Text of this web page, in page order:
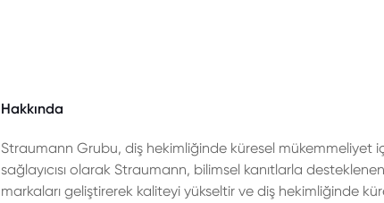
Hakkında
Straumann Grubu, diş hekimliğinde küresel mükemmeliyet
sağlayıcısı olarak Straumann, bilimsel kanıtlarla
markaları geliştirerek kaliteyi yükseltir ve diş hekimliğinde